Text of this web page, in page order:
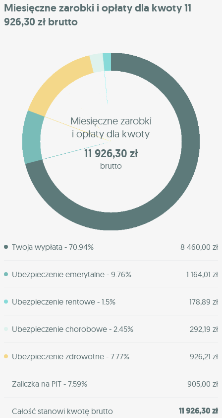
Miesięczne zarobki i opłaty dla kwoty 11
926,30 zł brutto
Miesięczne zarobki
i opłaty dla kwoty
11 926,30 zł
brutto
Twoja wypłata - 70.94% 8 460,00 zł
Ubezpieczenie emerytalne - 9.76% 1 164,01 zł
Ubezpieczenie rentowe - 1.5% 178,89 zł
Ubezpieczenie chorobowe - 2.45% 292,19 zł
Ubezpieczenie zdrowotne - 7.77% 926,21 zł
Zaliczka na PIT - 7.59% 905,00 zł
Całość stanowi kwotę brutto 11 926,30 zł